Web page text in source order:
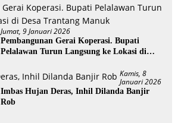
Tesso Nilo
Jumat, 9 Januari 2026
Pembangunan Gerai Koperasi. Bupati
Pelalawan Turun Langsung ke Lokasi di
Kamis, 8
Januari 2026
Imbas Hujan Deras, Inhil Dilanda Banjir
Rob